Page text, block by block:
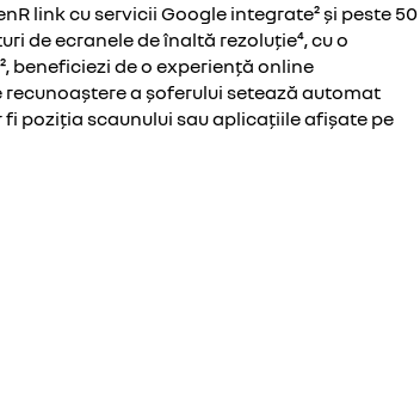
link cu servicii Google integrate² și peste 50
de ecranele de înaltă rezoluție⁴, cu o
beneficiezi de o experiență online
a șoferului setează automat
poziția scaunului sau aplicațiile afișate pe